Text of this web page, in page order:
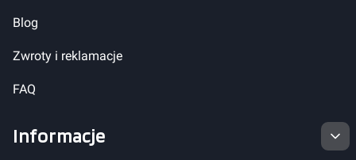
Blog
Zwroty i reklamacje
FAQ
Informacje